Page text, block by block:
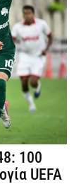
100
UEFA